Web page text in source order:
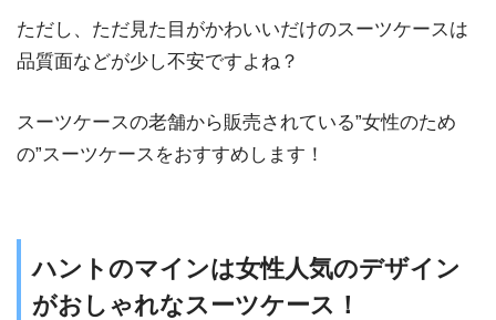
ただし、ただ見た目がかわいいだけのスーツケースは
品質面などが少し不安ですよね？
スーツケースの老舗から販売されている”女性のため
の”スーツケースをおすすめします！
ハントのマインは女性人気のデザイン
がおしゃれなスーツケース！